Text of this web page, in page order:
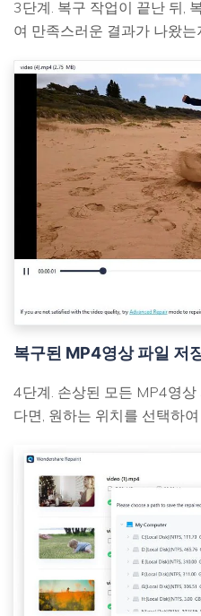
3단계. 복구 작업이 끝난 뒤,
여 만족스러운 결과가 나왔
복구된 MP4영상 파일 저
4단계. 손상된 모든 MP4영
다면, 원하는 위치를 선택하